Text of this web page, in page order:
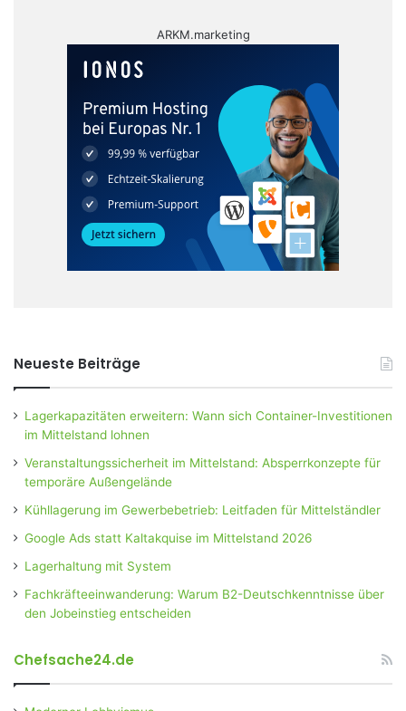
ARKM.marketing
Neueste Beiträge
Lagerkapazitäten erweitern: Wann sich Container-Investitionen
im Mittelstand lohnen
Veranstaltungssicherheit im Mittelstand: Absperrkonzepte für
temporäre Außengelände
Kühllagerung im Gewerbebetrieb: Leitfaden für Mittelständler
Google Ads statt Kaltakquise im Mittelstand 2026
Lagerhaltung mit System
Fachkräfteeinwanderung: Warum B2-Deutschkenntnisse über
den Jobeinstieg entscheiden
Chefsache24.de